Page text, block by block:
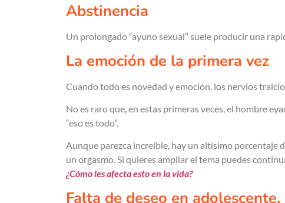
Abstinencia
Un prolongado “ayuno sexual” suele producir una
La emoción de la primera vez
Cuando todo es novedad y emoción, los nervios
No es raro que, en estas primeras veces, el hombre
“eso es todo”.
Aunque parezca increíble, hay un altísimo porcentaje
un orgasmo. Si quieres ampliar el tema puedes
¿Cómo les afecta esto en la vida?
Falta de deseo en adolescente,